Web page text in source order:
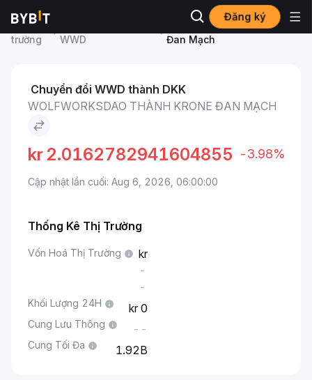
Đăng ký
Thị
trường
WWD
WolfWorksDAO to Krone
Đan Mạch
Chuyển đổi WWD thành DKK
WOLFWORKSDAO THÀNH KRONE ĐAN MẠCH
kr 2.0162782941604855 -3.98%
Cập nhật lần cuối: Aug 6, 2026, 06:00:00
Thống Kê Thị Trường
Vốn Hoá Thị Trường
-
-
Khối Lượng 24H 0
Cung Lưu Thông --
Cung Tối Đa 1.92B